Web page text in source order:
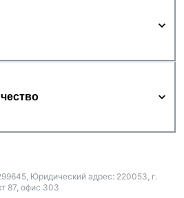
Юридический адрес: 220053, г.
87, офис 303